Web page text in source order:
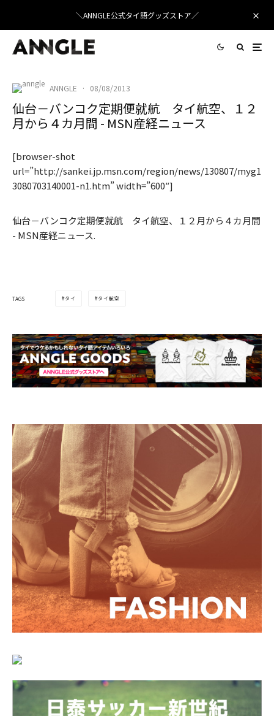
＼ANNGLE公式タイ語グッズストア／
ANNGLE · 08/08/2013
仙台－バンコク定期便就航 タイ航空、１２
月から４カ月間 - MSN産経ニュース
[browser-shot
url=”http://sankei.jp.msn.com/region/news/130807/myg1
3080703140001-n1.htm” width=”600″]
仙台－バンコク定期便就航 タイ航空、１２月から４カ月間
- MSN産経ニュース.
TAGS タイ タイ航空